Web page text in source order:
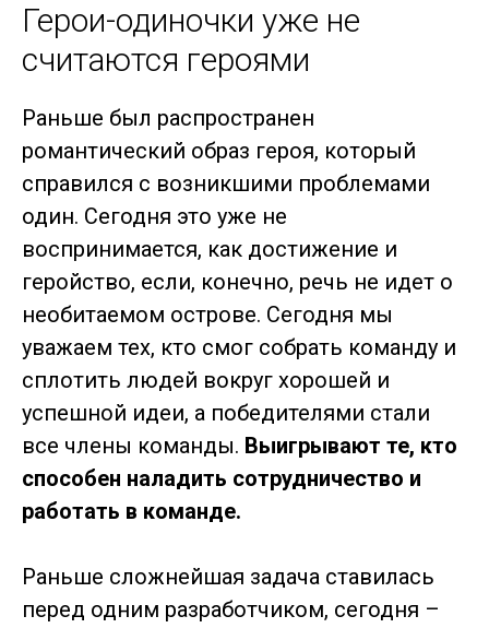
Герои-одиночки уже не
считаются героями
Раньше был распространен
романтический образ героя, который
справился с возникшими проблемами
один. Сегодня это уже не
воспринимается, как достижение и
геройство, если, конечно, речь не идет о
необитаемом острове. Сегодня мы
уважаем тех, кто смог собрать команду и
сплотить людей вокруг хорошей и
успешной идеи, а победителями стали
все члены команды. Выигрывают те, кто
способен наладить сотрудничество и
работать в команде.
Раньше сложнейшая задача ставилась
перед одним разработчиком, сегодня –